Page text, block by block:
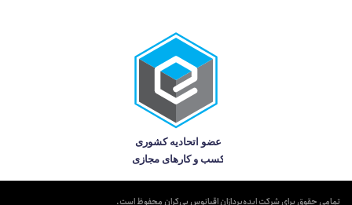
تمامی حقوق برای شرکت ایده‌پردازان اقیانوس بی‌کران محفوظ است.